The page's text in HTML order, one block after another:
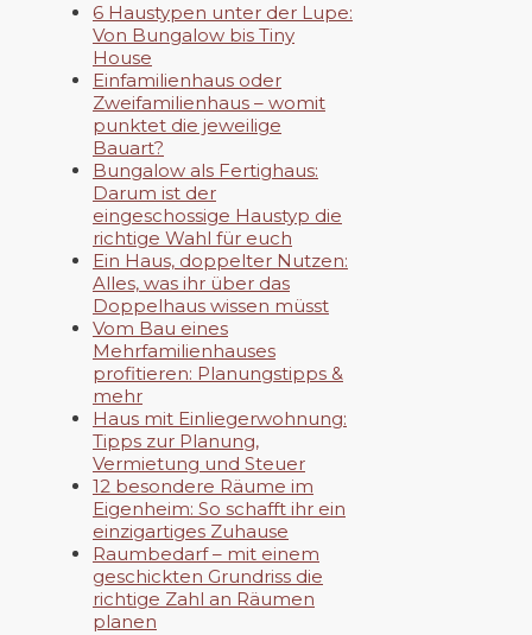
6 Haustypen unter der Lupe:
Von Bungalow bis Tiny
House
Einfamilienhaus oder
Zweifamilienhaus – womit
punktet die jeweilige
Bauart?
Bungalow als Fertighaus:
Darum ist der
eingeschossige Haustyp die
richtige Wahl für euch
Ein Haus, doppelter Nutzen:
Alles, was ihr über das
Doppelhaus wissen müsst
Vom Bau eines
Mehrfamilienhauses
profitieren: Planungstipps &
mehr
Haus mit Einliegerwohnung:
Tipps zur Planung,
Vermietung und Steuer
12 besondere Räume im
Eigenheim: So schafft ihr ein
einzigartiges Zuhause
Raumbedarf – mit einem
geschickten Grundriss die
richtige Zahl an Räumen
planen